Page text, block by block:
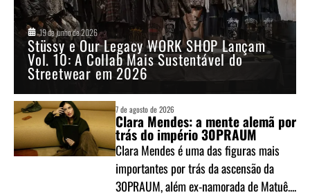
19 de junho de 2026
Stüssy e Our Legacy WORK SHOP Lançam
Vol. 10: A Collab Mais Sustentável do
Streetwear em 2026
7 de agosto de 2026
Clara Mendes: a mente alemã por
trás do império 30PRAUM
Clara Mendes é uma das figuras mais
importantes por trás da ascensão da
30PRAUM, além ex-namorada de Matuê....